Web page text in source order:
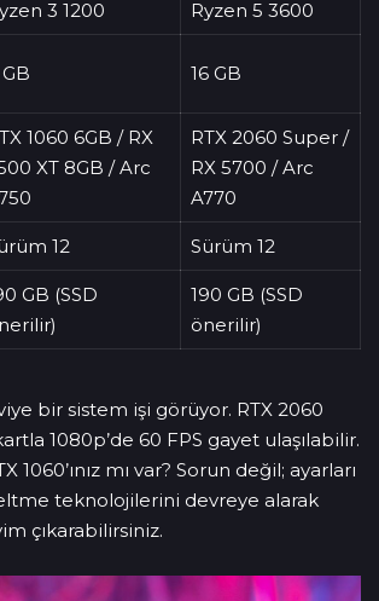
3 1200
Ryzen 5 3600
16 GB
1060 6GB / RX
XT 8GB / Arc
RTX 2060 Super /
RX 5700 / Arc
A770
12 Sürüm 12
GB (SSD
190 GB (SSD
önerilir)
bir sistem işi görüyor. RTX 2060
1080p’de 60 FPS gayet ulaşılabilir.
1060’ınız mı var? Sorun değil; ayarları
teknolojilerini devreye alarak
çıkarabilirsiniz.